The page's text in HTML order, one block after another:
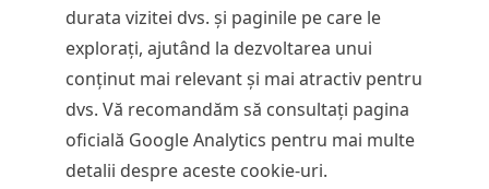
durata vizitei dvs. și paginile pe care le
explorați, ajutând la dezvoltarea unui
conținut mai relevant și mai atractiv pentru
dvs. Vă recomandăm să consultați pagina
oficială Google Analytics pentru mai multe
detalii despre aceste cookie-uri.